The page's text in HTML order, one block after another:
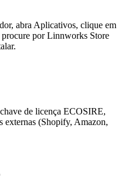
abra Aplicativos, clique em
por Linnworks Store
de licença ECOSIRE,
externas (Shopify, Amazon,